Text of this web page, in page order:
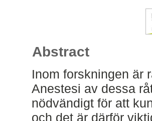
Abstract
Inom forskningen är
Anestesi av dessa
nödvändigt för att
och det är därför